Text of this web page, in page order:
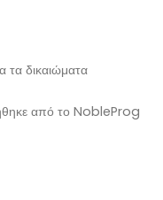
τα δικαιώματα
από το NobleProg